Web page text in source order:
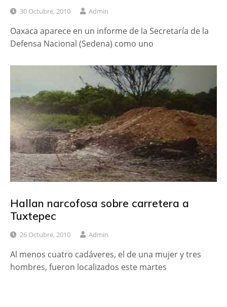
30 Octubre, 2010 Admin
Oaxaca aparece en un informe de la Secretaría de la
Defensa Nacional (Sedena) como uno
Hallan narcofosa sobre carretera a
Tuxtepec
26 Octubre, 2010 Admin
Al menos cuatro cadáveres, el de una mujer y tres
hombres, fueron localizados este martes